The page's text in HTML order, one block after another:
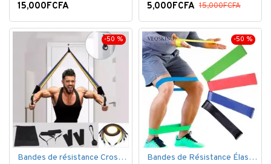
15,000FCFA 5,000FCFA 15,000FCFA
-50 %
Bandes de résistance Crossfit pour la remise en forme - 11 pièces/ensemble - Élastique- Caoutchouc
-50 %
Bandes de Résistance Élastique Latex pour Salle de Gym, Exercice, Yoga, Pilâtes, Kinésithérapie, Rééducation